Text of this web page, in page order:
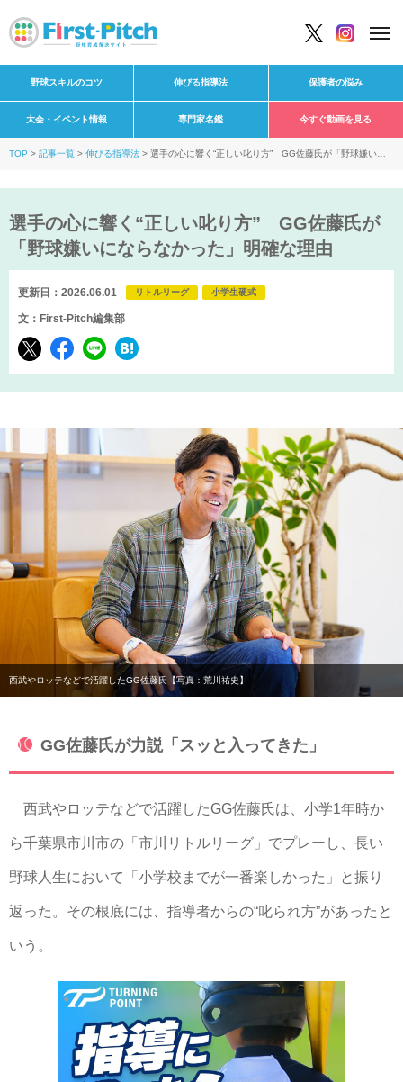
野球スキルのコツ 伸びる指導法 保護者の悩み
大会・イベント情報 専門家名鑑 今すぐ動画を見る
TOP 記事一覧 伸びる指導法
選手の心に響く“正しい叱り方” GG佐藤氏が「野球嫌いに
選手の心に響く“正しい叱り方” GG佐藤氏が
「野球嫌いにならなかった」明確な理由
更新日：2026.06.01 リトルリーグ 小学生硬式
文：First-Pitch編集部
西武やロッテなどで活躍したGG佐藤氏【写真：荒川祐史】
GG佐藤氏が力説「スッと入ってきた」
西武やロッテなどで活躍したGG佐藤氏は、小学1年時か
ら千葉県市川市の「市川リトルリーグ」でプレーし、長い
野球人生において「小学校までが一番楽しかった」と振り
返った。その根底には、指導者からの“叱られ方”があったと
いう。